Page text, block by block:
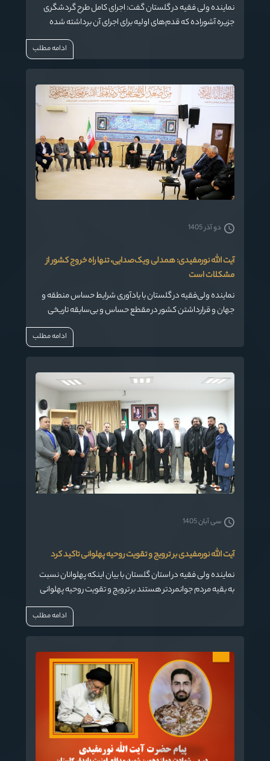
نماینده ولی فقیه در گلستان گفت: اجرای کامل طرح گردشگری
جزیره آشوراده که قدم‌های اولیه برای اجرای آن برداشته شده
است، سکوی پرش اقتصادی گلستان به سمت توسعه پایدار
ادامه مطلب
آیت الله نورمفیدی: همدلی ویک‌صدایی، تنها راه خروج کشور از
مشکلات است
نماینده ولی‌فقیه در گلستان با یادآوری شرایط حساس منطقه و
جهان و قرارداشتن کشور در مقطع حساس و بی‌سابقه تاریخی
تاکید کرد: طبق تاکیدات رهبر معظم انقلاب، تنها راه خروج از
مشکلات،همدلی و یک‌صدایی بین جریان‌ها و گروه‌های کشور
دو آذر 1405
ادامه مطلب
آیت الله نورمفیدی بر ترویج و تقویت روحیه پهلوانی تاکید کرد
نماینده ولی فقیه در استان گلستان با بیان اینکه پهلوانان نسبت
به بقیه مردم جوانمردتر هستند بر ترویج و تقویت روحیه پهلوانی
سی آبان 1405
ادامه مطلب